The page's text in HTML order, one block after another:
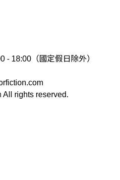
- 18:00（國定假日除外）
rights reserved.